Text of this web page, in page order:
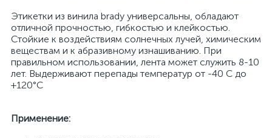
Этикетки из винила brady универсальны, обладают
отличной прочностью, гибкостью и клейкостью.
Стойкие к воздействиям солнечных лучей, химическим
веществам и к абразивному изнашиванию. При
правильном использовании, лента может служить 8-10
лет. Выдерживают перепады температур от -40 С до
+120°С
Применение: